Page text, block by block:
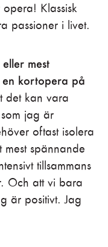
Klassisk
passioner i livet.
mest
en kortopera på
det kan vara
jag är
oftast isolera
spännande
tillsammans
Och att vi bara
är positivt. Jag